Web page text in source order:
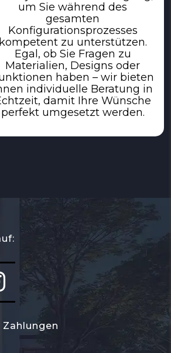
um Sie während des
gesamten
Konfigurationsprozesses
kompetent zu unterstützen.
Egal, ob Sie Fragen zu
Materialien, Designs oder
haben – wir bieten
individuelle Beratung in
damit Ihre Wünsche
perfekt umgesetzt werden.